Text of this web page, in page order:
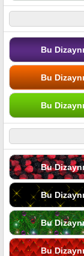
Bu
Bu
Bu
Bu
Bu
Bu
Bu